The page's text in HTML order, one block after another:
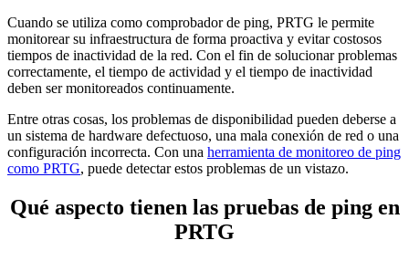
Cuando se utiliza como comprobador de ping, PRTG le permite
monitorear su infraestructura de forma proactiva y evitar costosos
tiempos de inactividad de la red. Con el fin de solucionar problemas
correctamente, el tiempo de actividad y el tiempo de inactividad
deben ser monitoreados continuamente.
Entre otras cosas, los problemas de disponibilidad pueden deberse a
un sistema de hardware defectuoso, una mala conexión de red o una
configuración incorrecta. Con una herramienta de monitoreo de ping
como PRTG, puede detectar estos problemas de un vistazo.
Qué aspecto tienen las pruebas de ping en
PRTG